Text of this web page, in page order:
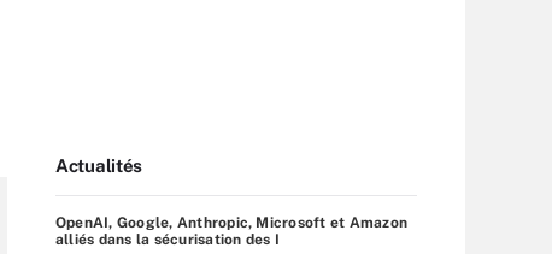
Actualités
OpenAI, Google, Anthropic, Microsoft et Amazon
alliés dans la sécurisation des I